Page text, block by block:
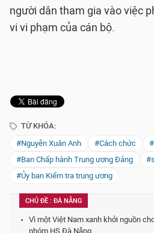
người dân tham gia vào việc
vi vi phạm của cán bộ.
TỪ KHÓA:
#Nguyễn Xuân Anh
#Cách chức
#Ban Chấp hành Trung ương Đảng
#Ủy ban Kiểm tra trung ương
CHỦ ĐỀ : ĐÀ NẴNG
Vì một Việt Nam xanh khởi nguồn
nhóm HS Đà Nẵng